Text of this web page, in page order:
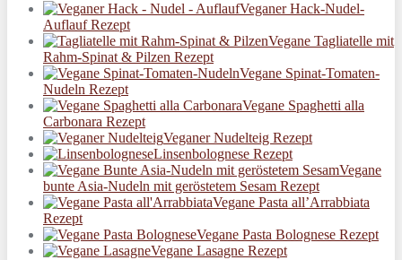
Veganer Hack-Nudel-
Auflauf Rezept
Vegane Tagliatelle mit
Rahm-Spinat & Pilzen Rezept
Vegane Spinat-Tomaten-
Nudeln Rezept
Vegane Spaghetti alla
Carbonara Rezept
Veganer Nudelteig Rezept
Linsenbolognese Rezept
Vegane
bunte Asia-Nudeln mit geröstetem Sesam Rezept
Vegane Pasta all’Arrabbiata
Rezept
Vegane Pasta Bolognese Rezept
Vegane Lasagne Rezept